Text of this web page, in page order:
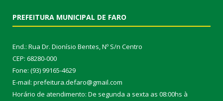
PREFEITURA MUNICIPAL DE FARO
End.: Rua Dr. Dionísio Bentes, Nº S/n Centro
CEP: 68280-000
Fone: (93) 99165-4629
E-mail: prefeitura.defaro@gmail.com
Horário de atendimento: De segunda a sexta as 08:00hs à